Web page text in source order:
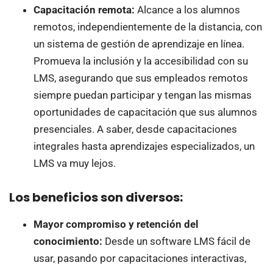
Capacitación remota: Alcance a los alumnos
remotos, independientemente de la distancia, con
un sistema de gestión de aprendizaje en línea.
Promueva la inclusión y la accesibilidad con su
LMS, asegurando que sus empleados remotos
siempre puedan participar y tengan las mismas
oportunidades de capacitación que sus alumnos
presenciales. A saber, desde capacitaciones
integrales hasta aprendizajes especializados, un
LMS va muy lejos.
Los beneficios son diversos:
Mayor compromiso y retención del
conocimiento: Desde un software LMS fácil de
usar, pasando por capacitaciones interactivas,